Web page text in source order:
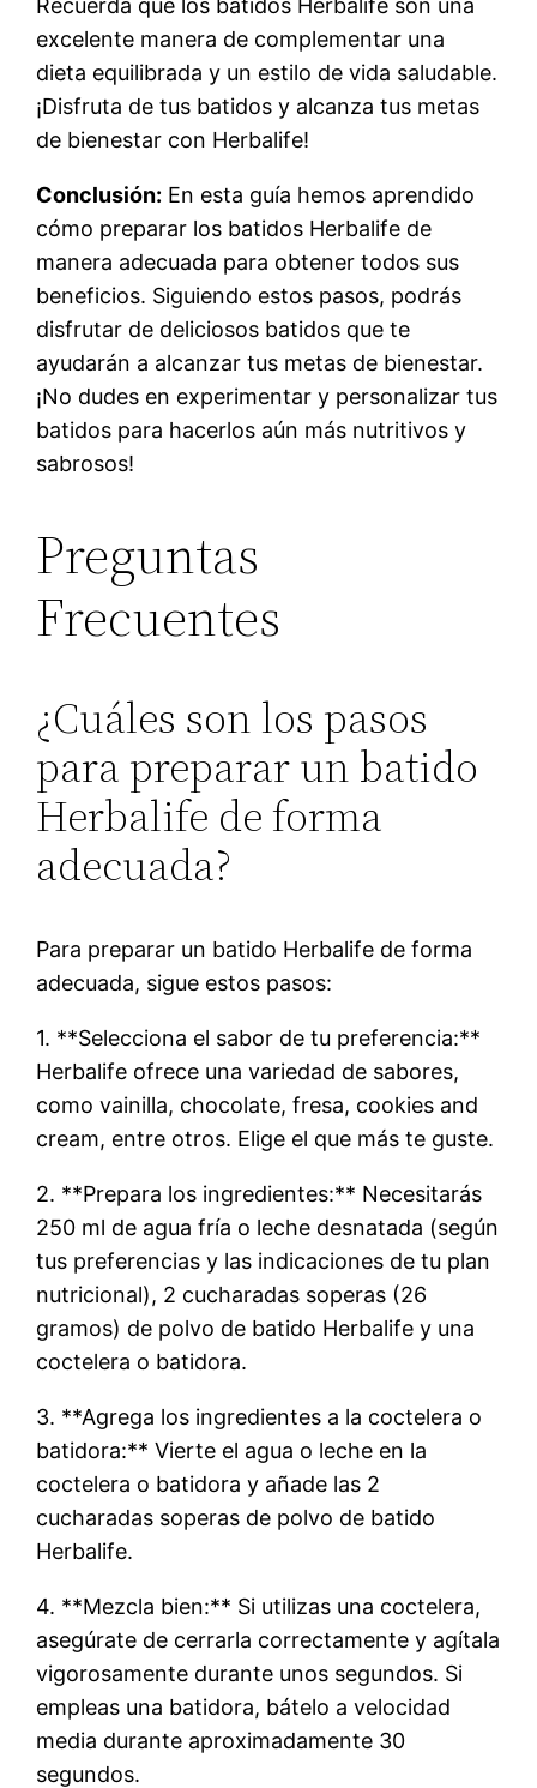
Recuerda que los batidos Herbalife son una
excelente manera de complementar una
dieta equilibrada y un estilo de vida saludable.
¡Disfruta de tus batidos y alcanza tus metas
de bienestar con Herbalife!
Conclusión: En esta guía hemos aprendido
cómo preparar los batidos Herbalife de
manera adecuada para obtener todos sus
beneficios. Siguiendo estos pasos, podrás
disfrutar de deliciosos batidos que te
ayudarán a alcanzar tus metas de bienestar.
¡No dudes en experimentar y personalizar tus
batidos para hacerlos aún más nutritivos y
sabrosos!
Preguntas
Frecuentes
¿Cuáles son los pasos
para preparar un batido
Herbalife de forma
adecuada?
Para preparar un batido Herbalife de forma
adecuada, sigue estos pasos:
1. **Selecciona el sabor de tu preferencia:**
Herbalife ofrece una variedad de sabores,
como vainilla, chocolate, fresa, cookies and
cream, entre otros. Elige el que más te guste.
2. **Prepara los ingredientes:** Necesitarás
250 ml de agua fría o leche desnatada (según
tus preferencias y las indicaciones de tu plan
nutricional), 2 cucharadas soperas (26
gramos) de polvo de batido Herbalife y una
coctelera o batidora.
3. **Agrega los ingredientes a la coctelera o
batidora:** Vierte el agua o leche en la
coctelera o batidora y añade las 2
cucharadas soperas de polvo de batido
Herbalife.
4. **Mezcla bien:** Si utilizas una coctelera,
asegúrate de cerrarla correctamente y agítala
vigorosamente durante unos segundos. Si
empleas una batidora, bátelo a velocidad
media durante aproximadamente 30
segundos.